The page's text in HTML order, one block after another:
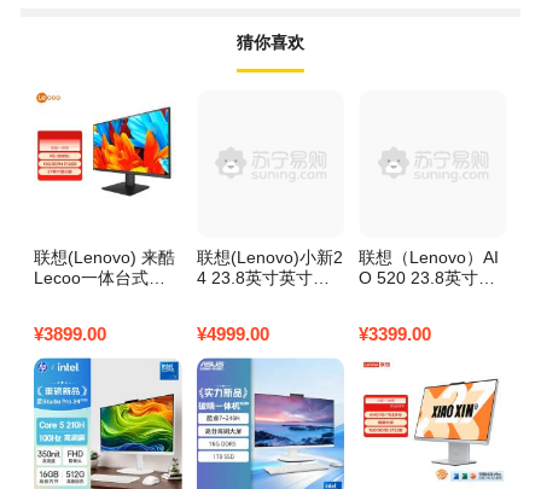
猜你喜欢
联想(Lenovo) 来酷
Lecoo一体台式机
G SSD 黑色
¥3899.00
联想(Lenovo)小新2
4 23.8英寸英寸一
SSD ）云影白
¥4999.00
联想（Lenovo）AI
O 520 23.8英寸一
1）
¥3399.00